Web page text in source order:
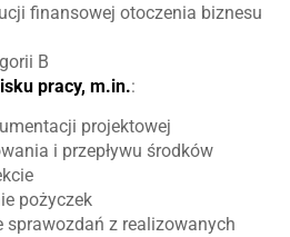
finansowej otoczenia biznesu
B
pracy, m.in.:
projektowej
i przepływu środków
pożyczek
z realizowanych